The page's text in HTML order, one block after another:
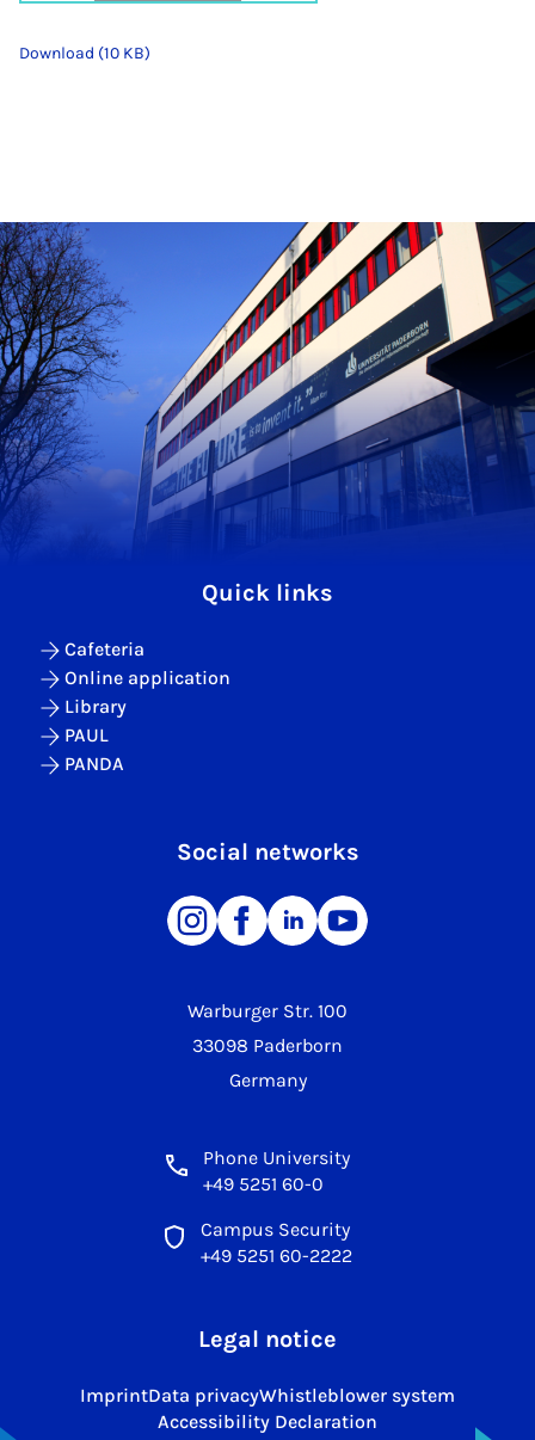
Download (10 KB)
Warburger Str. 100
33098 Paderborn
Germany
Phone University
+49 5251 60-0
Campus Security
+49 5251 60-2222
Quick links
Cafeteria
Online application
Library
PAUL
PANDA
Social networks
Legal notice
ImprintData privacyWhistleblower system
Accessibility Declaration